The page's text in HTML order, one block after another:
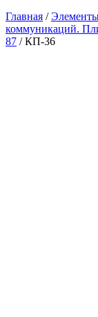
Главная /
коммуникаций.
87 / КП-36